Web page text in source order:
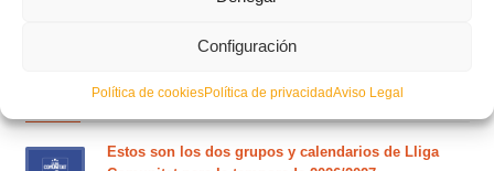
Configuración
Política de cookiesPolítica de privacidadAviso Legal
POSTS RECIENTES
Estos son los dos grupos y calendarios de Lliga